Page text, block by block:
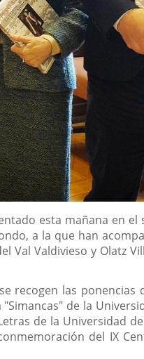
esta mañana en el
a la que han
Val Valdivieso y Olatz
las ponencias
de la
de la Universidad
del IX